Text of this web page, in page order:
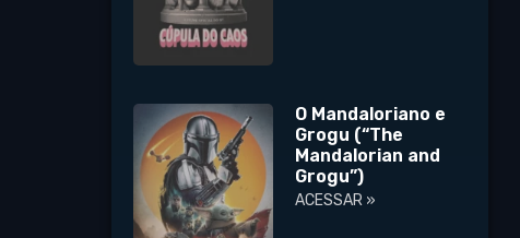
O Mandaloriano e
Grogu (“The
Mandalorian and
Grogu”)
ACESSAR »